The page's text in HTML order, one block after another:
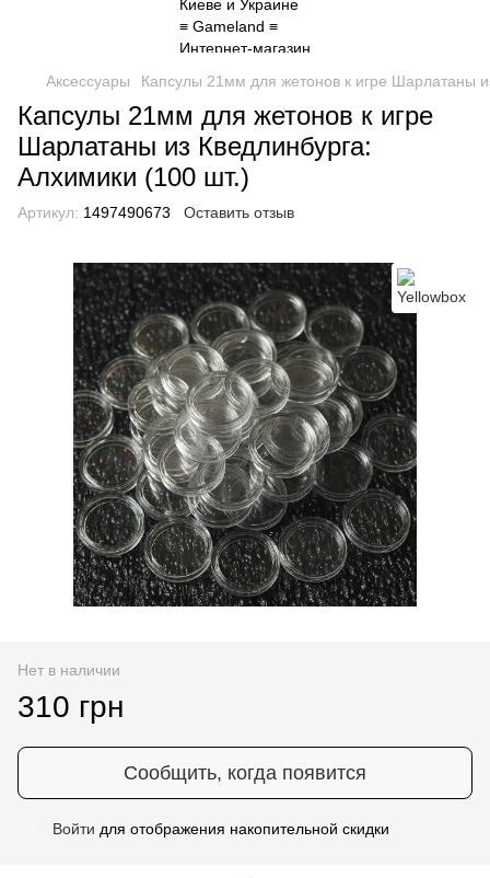
Аксессуары Капсулы 21мм для жетонов к игре Шарлатаны
Капсулы 21мм для жетонов к игре
Шарлатаны из Кведлинбурга:
Алхимики (100 шт.)
Артикул: 1497490673 Оставить отзыв
Нет в наличии
310 грн
Сообщить, когда появится
Войти для отображения накопительной скидки